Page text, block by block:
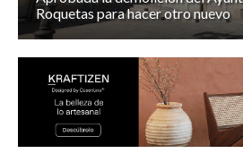
Roquetas para hacer otro nuevo